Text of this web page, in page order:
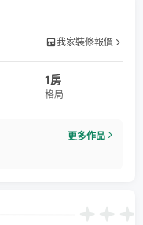
我家裝修報價
1房
格局
更多作品